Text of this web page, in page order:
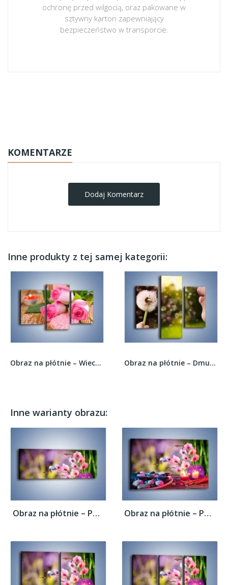
ochronę przed wilgocią, oraz pakowane w
sztywny karton zapewniający
bezpieczeństwo w transporcie.
KOMENTARZE
Dodaj Komentarz
Inne produkty z tej samej kategorii:
Obraz na płótnie – Wieczorna kąpiel z różami –... Obraz na płótnie – Dmuchawiec na szczęście –...
Inne warianty obrazu:
Obraz na płótnie – Pachnące kwiaty i... Obraz na płótnie – Pachnące kwiaty i...